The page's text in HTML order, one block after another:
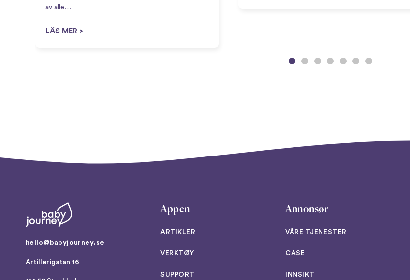
av alle…
LÄS MER >
hello@babyjourney.se
Artillerigatan 16
Appen
ARTIKLER
VERKTØY
SUPPORT
Annonsør
VÅRE TJENESTER
CASE
INNSIKT